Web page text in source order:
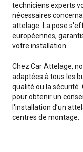
techniciens experts
nécessaires
attelage. La pose
européennes,
votre installation.
Chez Car Attelage,
adaptées à tous les
qualité ou la
pour obtenir un
l'installation d’un
centres de montage.